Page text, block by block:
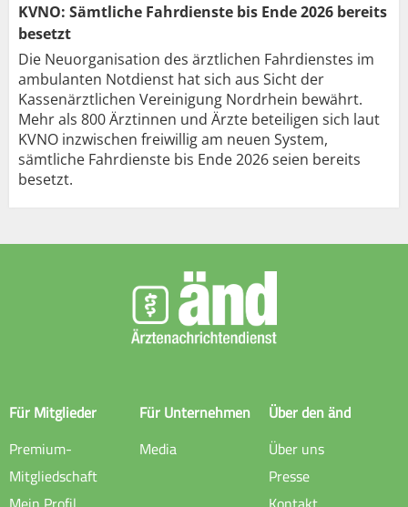
KVNO: Sämtliche Fahrdienste bis Ende 2026 bereits
besetzt
Die Neuorganisation des ärztlichen Fahrdienstes im
ambulanten Notdienst hat sich aus Sicht der
Kassenärztlichen Vereinigung Nordrhein bewährt.
Mehr als 800 Ärztinnen und Ärzte beteiligen sich laut
KVNO inzwischen freiwillig am neuen System,
sämtliche Fahrdienste bis Ende 2026 seien bereits
besetzt.
Für Mitglieder
Premium-
Mitgliedschaft
Für Unternehmen
Media
Über den änd
Über uns
Presse